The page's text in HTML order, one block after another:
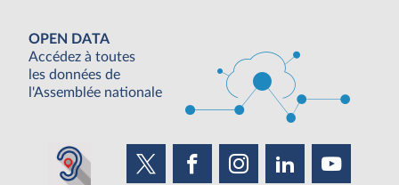
OPEN DATA
Accédez à toutes
les données de
l'Assemblée nationale